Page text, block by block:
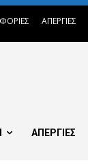
ΑΠΕΡΓΙΕΣ
ΑΠΕΡΓΙΕΣ